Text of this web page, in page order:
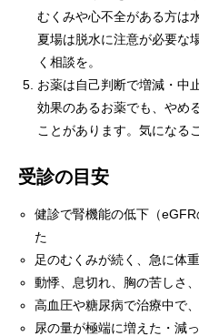
むくみや心不全がある方は
夏場は脱水に注意が必要な
く相談を。
お薬は自己判断で増減・中
効果のあるお薬でも、やめ
ことがあります。気になる
受診の目安
健診で腎機能の低下（
た
足のむくみが続く、急に体
動悸、息切れ、胸の苦しさ
高血圧や糖尿病で治療中で
尿の量が極端に増えた・減